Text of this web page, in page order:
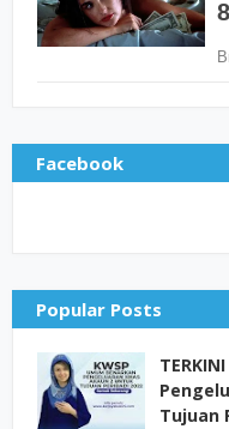
Facebook
Popular Posts
Tujuan